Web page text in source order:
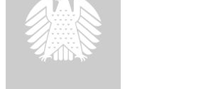
Bildinformationen
Michael Hannes Kießling